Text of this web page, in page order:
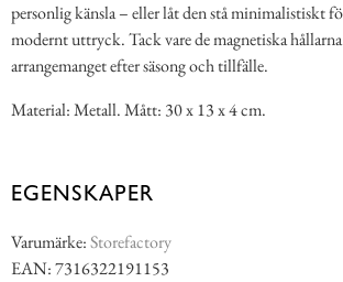
personlig känsla – eller låt den stå minimalistiskt
modernt uttryck. Tack vare de magnetiska
arrangemanget efter säsong och tillfälle.
Material: Metall. Mått: 30 x 13 x 4 cm.
EGENSKAPER
Varumärke:Storefactory
EAN: 7316322191153